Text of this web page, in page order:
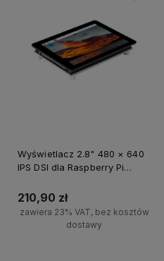
Wyświetlacz 2.8" 480 × 640
IPS DSI dla Raspberry Pi
210,90 zł
zawiera 23% VAT, bez kosztów
dostawy